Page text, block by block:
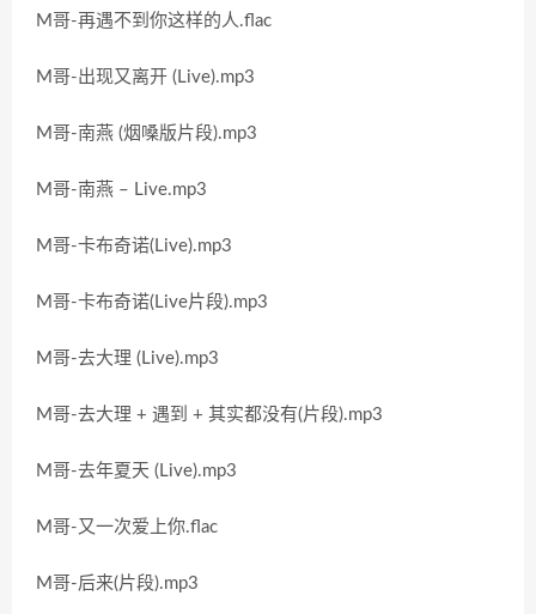
M哥-再遇不到你这样的人.flac
M哥-出现又离开 (Live).mp3
M哥-南燕 (烟嗓版片段).mp3
M哥-南燕 – Live.mp3
M哥-卡布奇诺(Live).mp3
M哥-卡布奇诺(Live片段).mp3
M哥-去大理 (Live).mp3
M哥-去大理 + 遇到 + 其实都没有(片段).mp3
M哥-去年夏天 (Live).mp3
M哥-又一次爱上你.flac
M哥-后来(片段).mp3